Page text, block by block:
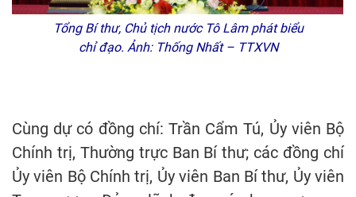
Tổng Bí thư, Chủ tịch nước Tô Lâm phát biểu
chỉ đạo. Ảnh: Thống Nhất – TTXVN
Cùng dự có đồng chí: Trần Cẩm Tú, Ủy viên Bộ
Chính trị, Thường trực Ban Bí thư; các đồng chí
Ủy viên Bộ Chính trị, Ủy viên Ban Bí thư, Ủy viên